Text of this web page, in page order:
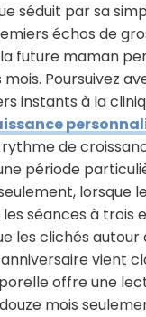
séduit par sa
échos de
future maman
Poursuivez
instants à la
de
période
séances à
les clichés
vient
offre une
mois